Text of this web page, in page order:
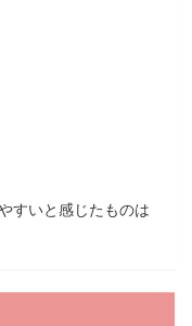
すいと感じたものは